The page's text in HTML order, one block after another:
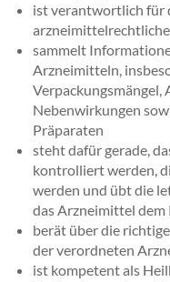
ist verantwortlich für
sammelt
Arzneimitteln,
Nebenwirkungen
Präparaten
steht dafür gerade,
kontrolliert werden,
werden und übt die
das Arzneimittel
berät über die
der verordneten
ist kompetent als